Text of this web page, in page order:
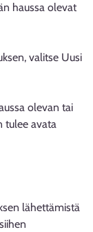
haussa olevat
valitse Uusi
olevan tai
tulee avata
lähettämistä